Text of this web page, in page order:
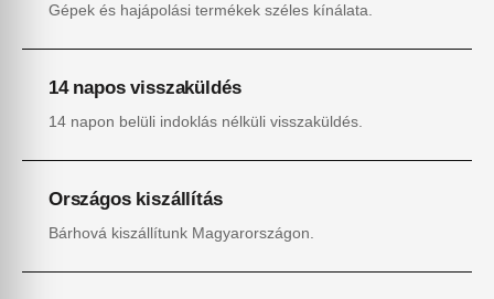
Gépek és hajápolási termékek széles kínálata.
14 napos visszaküldés
14 napon belüli indoklás nélküli visszaküldés.
Országos kiszállítás
Bárhová kiszállítunk Magyarországon.